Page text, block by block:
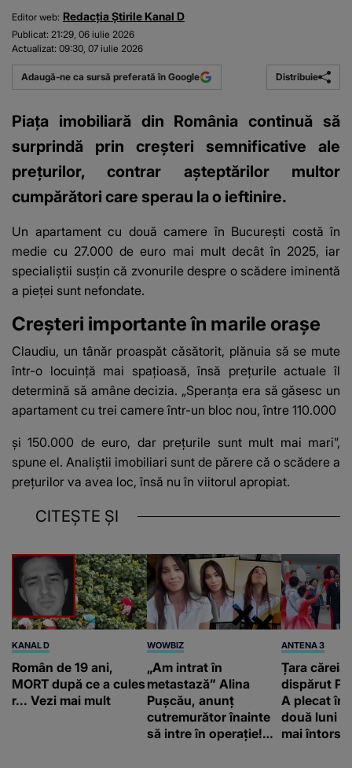
Editor web: Redacția Știrile Kanal D
Publicat: 21:29, 06 iulie 2026
Actualizat: 09:30, 07 iulie 2026
Adaugă-ne ca sursă preferată în Google Distribuie
Piața imobiliară din România continuă să
surprindă prin creșteri semnificative ale
prețurilor, contrar așteptărilor multor
cumpărători care sperau la o ieftinire.
Un apartament cu două camere în București costă în
medie cu 27.000 de euro mai mult decât în 2025, iar
specialiștii susțin că zvonurile despre o scădere iminentă
a pieței sunt nefondate.
Creșteri importante în marile orașe
Claudiu, un tânăr proaspăt căsătorit, plănuia să se mute
într-o locuință mai spațioasă, însă prețurile actuale îl
determină să amâne decizia. „Speranța era să găsesc un
apartament cu trei camere într-un bloc nou, între 110.000
și 150.000 de euro, dar prețurile sunt mult mai mari”,
spune el. Analiștii imobiliari sunt de părere că o scădere a
prețurilor va avea loc, însă nu în viitorul apropiat.
CITEȘTE ȘI
KANAL D
Român de 19 ani,
MORT după ce a cules
r... Vezi mai mult
WOWBIZ
„Am intrat în
metastază” Alina
Pușcău, anunț
cutremurător înainte
să intre în operație!
ANTENA 3
Țara căreia
dispărut
A plecat în
două luni
mai întors